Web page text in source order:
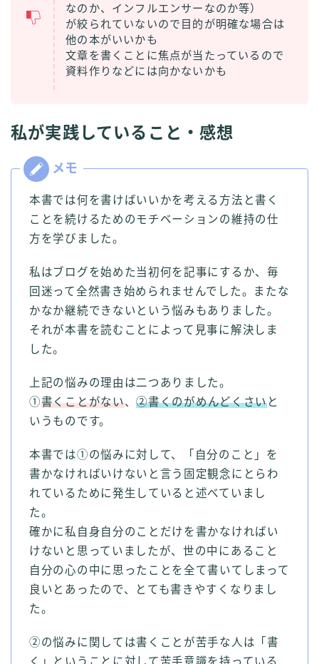
なのか、インフルエンサーなのか等）
が絞られていないので目的が明確な場合は
他の本がいいかも
文章を書くことに焦点が当たっているので
資料作りなどには向かないかも
私が実践していること・感想
本書では何を書けばいいかを考える方法と書く
ことを続けるためのモチベーションの維持の仕
方を学びました。
私はブログを始めた当初何を記事にするか、毎
回迷って全然書き始められませんでした。またな
かなか継続できないという悩みもありました。
それが本書を読むことによって見事に解決しま
した。
上記の悩みの理由は二つありました。
①書くことがない、②書くのがめんどくさいと
いうものです。
本書では①の悩みに対して、「自分のこと」を
書かなければいけないと言う固定観念にとらわ
れているために発生していると述べていまし
た。
確かに私自身自分のことだけを書かなければい
けないと思っていましたが、世の中にあること
自分の心の中に思ったことを全て書いてしまって
良いとあったので、とても書きやすくなりまし
た。
②の悩みに関しては書くことが苦手な人は「書
く」ということに対して苦手意識を持っている